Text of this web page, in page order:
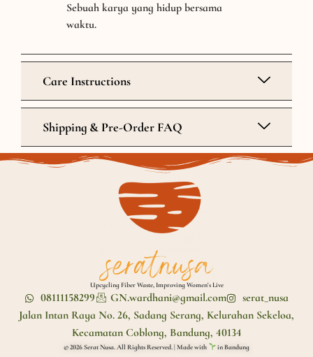
Sebuah karya yang hidup bersama
waktu.
Care Instructions
Shipping & Pre-Order FAQ
Upcycling Fiber Waste, Improving Women's Live
08111158299 GN.wardhani@gmail.com
serat_nusa
Jalan Intan Raya No. 26, Sadang Serang, Kelurahan Sekeloa,
Kecamatan Coblong, Bandung, 40134
© 2026 Serat Nusa. All Rights Reserved. | Made with in Bandung